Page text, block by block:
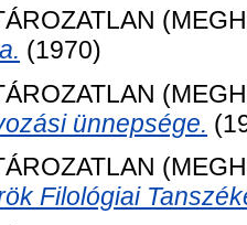
(1970)
ünnepsége.
Filológiai